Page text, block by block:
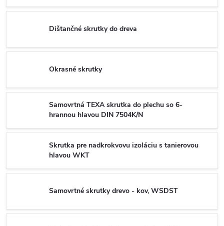
Dištančné skrutky do dreva
Okrasné skrutky
Samovrtná TEXA skrutka do plechu so 6-
hrannou hlavou DIN 7504K/N
Skrutka pre nadkrokvovu izoláciu s tanierovou
hlavou WKT
Samovrtné skrutky drevo - kov, WSDST